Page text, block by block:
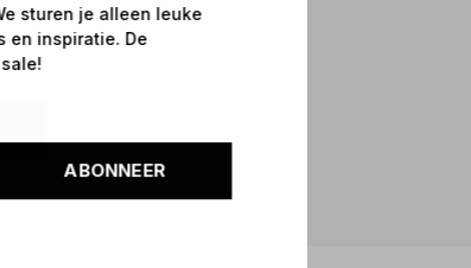
sturen je alleen leuke
en inspiratie. De
ABONNEER